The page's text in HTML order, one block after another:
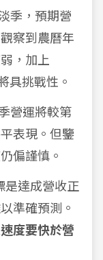
季，預期營
察到農曆年
，加上
具挑戰性。
營運將較第
表現。但鑒
偏謹慎。
是達成營收正
準確預測。
度要快於營